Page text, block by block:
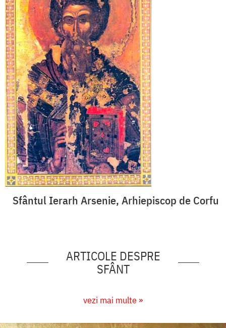
Sfântul Ierarh Arsenie, Arhiepiscop de Corfu
ARTICOLE DESPRE
SFÂNT
vezi mai multe »